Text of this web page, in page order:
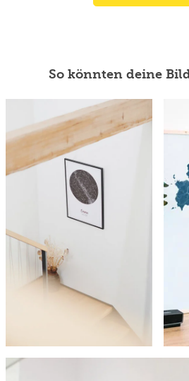
So könnten deine